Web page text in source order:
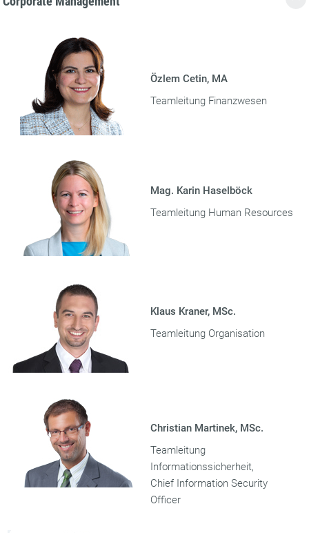
Özlem Cetin, MA
Teamleitung Finanzwesen
Mag. Karin Haselböck
Teamleitung Human Resources
Klaus Kraner, MSc.
Teamleitung Organisation
Christian Martinek, MSc.
Teamleitung
Informationssicherheit,
Chief Information Security
Officer